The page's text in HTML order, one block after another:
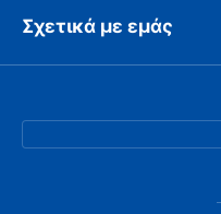
Σχετικά με εμάς